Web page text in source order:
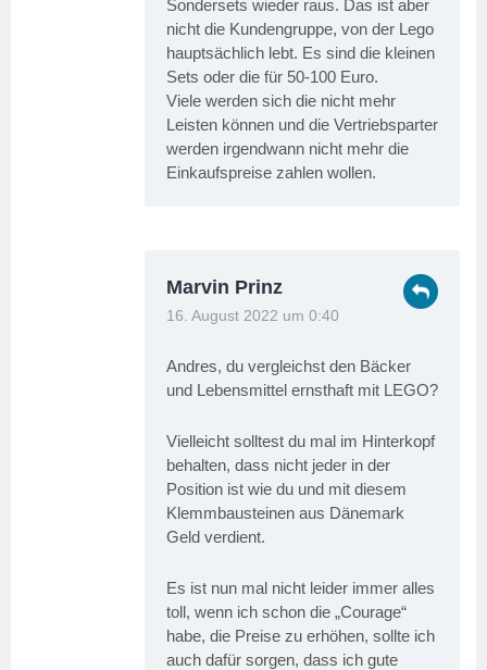
Sondersets wieder raus. Das ist aber
nicht die Kundengruppe, von der Lego
hauptsächlich lebt. Es sind die kleinen
Sets oder die für 50-100 Euro.
Viele werden sich die nicht mehr
Leisten können und die Vertriebsparter
werden irgendwann nicht mehr die
Einkaufspreise zahlen wollen.
Marvin Prinz
16. August 2022 um 0:40
Andres, du vergleichst den Bäcker
und Lebensmittel ernsthaft mit LEGO?
Vielleicht solltest du mal im Hinterkopf
behalten, dass nicht jeder in der
Position ist wie du und mit diesem
Klemmbausteinen aus Dänemark
Geld verdient.
Es ist nun mal nicht leider immer alles
toll, wenn ich schon die „Courage“
habe, die Preise zu erhöhen, sollte ich
auch dafür sorgen, dass ich gute